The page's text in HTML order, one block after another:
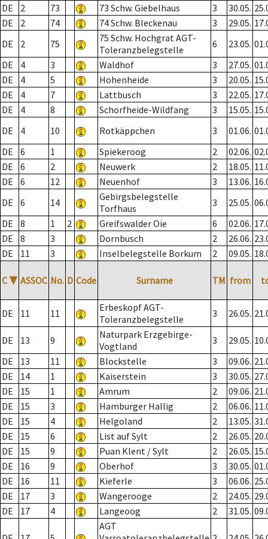
DE
2 73 73 Schw. Giebelhaus 3 30.05.
DE
2 74 74 Schw. Bleckenau 3 29.05.
DE
2 75
75 Schw. Hochgrat AGT-
Toleranzbelegstelle
6 23.05.
DE
4 3 Waldhof 3 27.05.
DE
4 5 Hohenheide 3 20.05.
DE
4 7 Lattbusch 3 22.05.
DE
4 8 Schorfheide-Wildfang 3 15.05.
DE
4 10 Rotkäppchen 3 01.06.
DE
6 1 Spiekeroog 2 02.06.
DE
6 2 Neuwerk 2 18.05.
DE
6 12 Neuenhof 3 13.06.
DE
6 14
Gebirgsbelegstelle
Torfhaus
3 25.05.
DE
8 1 2 Greifswalder Oie 6 02.06.
DE
8 3 Dornbusch 2 26.06.
DE
11 3 Inselbelegstelle Borkum 2 09.05.
C ▼ ASSOC No. D Code Surname TM from
DE 11 11
Erbeskopf AGT-
Toleranzbelegstelle
3 26.05.
DE 13 9
Naturpark Erzgebirge-
Vogtland
3 29.05.
DE
13 11 Blockstelle 3 09.06.
DE
14 1 Kaiserstein 3 30.05.
DE
15 1 Amrum 2 09.06.
DE
15 3 Hamburger Hallig 2 06.06.
DE
15 4 Helgoland 2 13.05.
DE
15 6 List auf Sylt 2 26.05.
DE
15 9 Puan Klent / Sylt 2 26.05.
DE
16 9 Oberhof 3 30.05.
DE
16 11 Kieferle 3 06.06.
DE
17 3 Wangerooge 2 24.05.
DE
17 4 Langeoog 2 31.05.
AGT